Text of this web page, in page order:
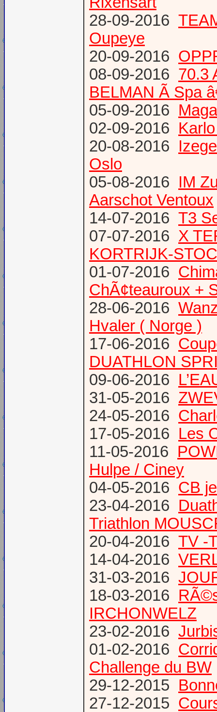
28-09-2016
Oupeye
20-09-2016
08-09-2016 70.3
BELMAN Ã Spa
05-09-2016
02-09-2016
20-08-2016
Oslo
05-08-2016 IM
Aarschot Ventoux
14-07-2016 T3
07-07-2016 X
KORTRIJK-
01-07-2016
ChÃ¢teauroux +
28-06-2016
Hvaler ( Norge )
17-06-2016
DUATHLON
09-06-2016
31-05-2016
24-05-2016
17-05-2016 Les
11-05-2016
Hulpe / Ciney
04-05-2016 CB
23-04-2016
Triathlon
20-04-2016 TV -
14-04-2016
31-03-2016
18-03-2016
IRCHONWELZ
23-02-2016
01-02-2016
Challenge du BW
29-12-2015
27-12-2015